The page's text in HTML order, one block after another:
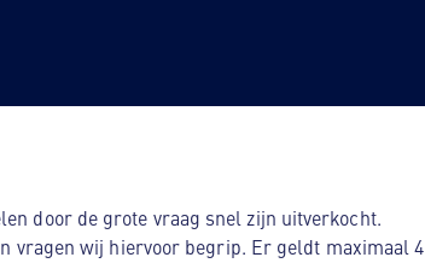
door de grote vraag snel zijn uitverkocht.
vragen wij hiervoor begrip. Er geldt maximaal 4